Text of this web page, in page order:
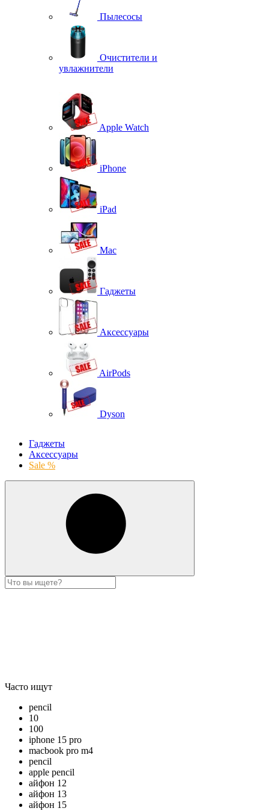
Пылесосы
Очистители и
увлажнители
Apple Watch
iPhone
iPad
Mac
Гаджеты
Аксессуары
AirPods
Dyson
Гаджеты
Аксессуары
Sale %
Часто ищут
pencil
10
100
iphone 15 pro
macbook pro m4
pencil
apple pencil
айфон 12
айфон 13
айфон 15